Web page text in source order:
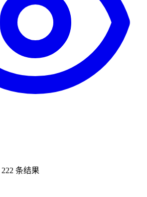
222 条结果